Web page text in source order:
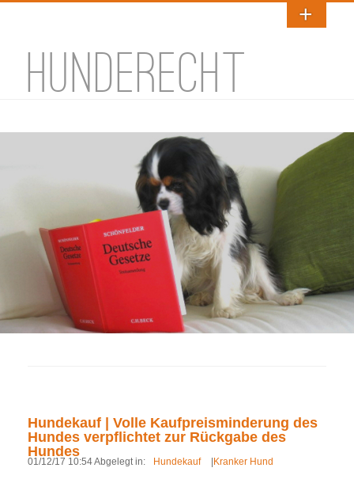
HUNDERECHT
Hundekauf | Volle Kaufpreisminderung des
Hundes verpflichtet zur Rückgabe des
Hundes
01/12/17 10:54 Abgelegt in: Hundekauf |Kranker Hund